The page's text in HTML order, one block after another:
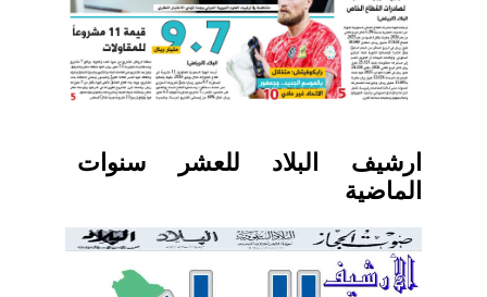
ارشيف البلاد للعشر سنوات
الماضية